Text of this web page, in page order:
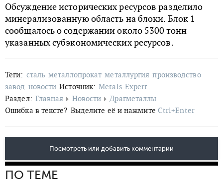
Обсуждение исторических ресурсов разделило
минерализованную область на блоки. Блок 1
сообщалось о содержании около 5300 тонн
указанных субэкономических ресурсов.
Теги: сталь металлопрокат металлургия производство
завод новости Источник: Metals-Expert
Раздел: Главная Новости
Драгметаллы
Ошибка в тексте? Выделите её и нажмите Ctrl+Enter
Посмотреть или добавить комментарии
ПО ТЕМЕ